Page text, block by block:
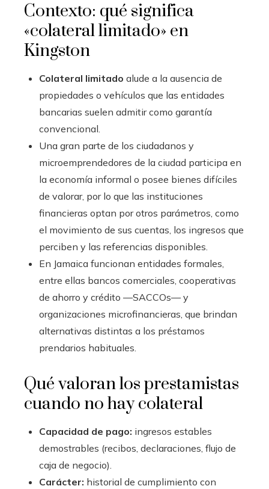
Contexto: qué significa
«colateral limitado» en
Kingston
Colateral limitado alude a la ausencia de
propiedades o vehículos que las entidades
bancarias suelen admitir como garantía
convencional.
Una gran parte de los ciudadanos y
microemprendedores de la ciudad participa en
la economía informal o posee bienes difíciles
de valorar, por lo que las instituciones
financieras optan por otros parámetros, como
el movimiento de sus cuentas, los ingresos que
perciben y las referencias disponibles.
En Jamaica funcionan entidades formales,
entre ellas bancos comerciales, cooperativas
de ahorro y crédito —SACCOs— y
organizaciones microfinancieras, que brindan
alternativas distintas a los préstamos
prendarios habituales.
Qué valoran los prestamistas
cuando no hay colateral
Capacidad de pago: ingresos estables
demostrables (recibos, declaraciones, flujo de
caja de negocio).
Carácter: historial de cumplimiento con